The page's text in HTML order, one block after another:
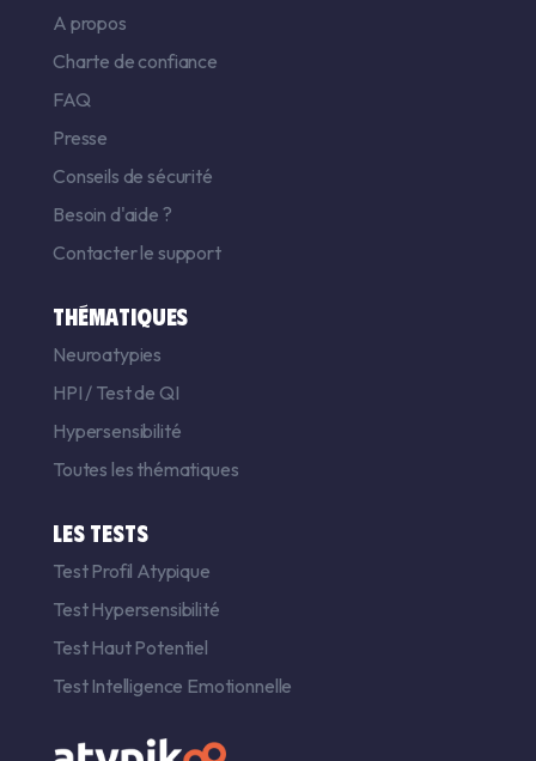
A propos
Charte de confiance
FAQ
Presse
Conseils de sécurité
Besoin d'aide ?
Contacter le support
THÉMATIQUES
Neuroatypies
HPI / Test de QI
Hypersensibilité
Toutes les thématiques
LES TESTS
Test Profil Atypique
Test Hypersensibilité
Test Haut Potentiel
Test Intelligence Emotionnelle